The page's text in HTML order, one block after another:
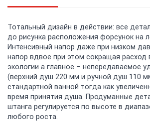
Тотальный дизайн в действии: все
до рисунка расположения форсунок на
Интенсивный напор даже при низком
напор вдвое при этом сокращая расход
экологии а главное – непередаваемое
(верхний душ 220 мм и ручной душ 110
стандартной ванной тогда как
время принятия душа. Продуманные
штанга регулируется по высоте в
любого роста.